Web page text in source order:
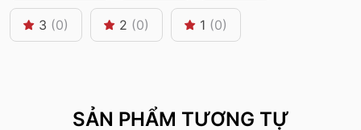
3 (0) 2 (0) 1 (0)
SẢN PHẨM TƯƠNG TỰ